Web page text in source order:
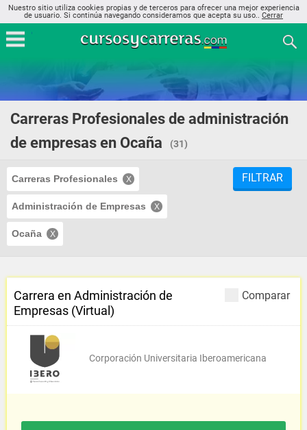
Nuestro sitio utiliza cookies propias y de terceros para ofrecer una mejor experiencia
de usuario. Si continúa navegando consideramos que acepta su uso.. Cerrar
Carreras Profesionales de administración
de empresas en Ocaña
(31)
Carreras Profesionales
Administración de Empresas
Ocaña
FILTRAR
Comparar
Carrera en Administración de
Empresas (Virtual)
Corporación Universitaria Iberoamericana